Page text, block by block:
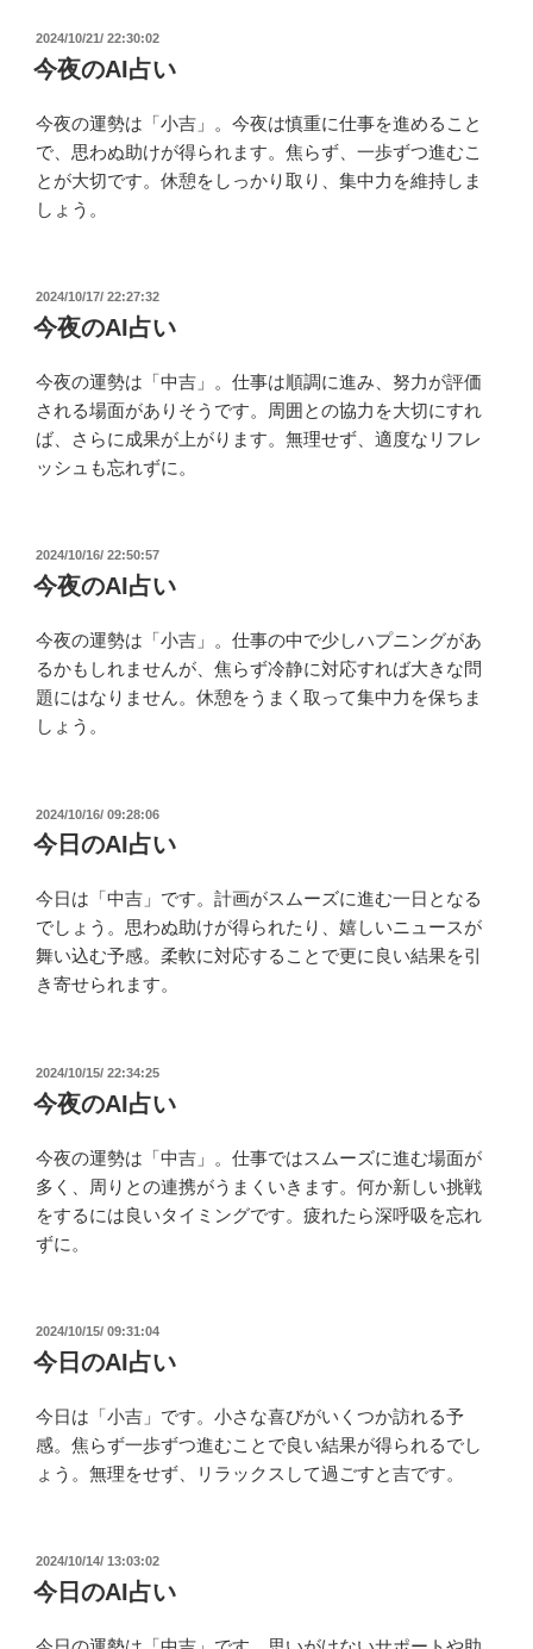
投
稿
日:
2024/10/21/ 22:30:02
今夜のAI占い
今夜の運勢は「小吉」。今夜は慎重に仕事を進めること
で、思わぬ助けが得られます。焦らず、一歩ずつ進むこ
とが大切です。休憩をしっかり取り、集中力を維持しま
しょう。
投
稿
日:
2024/10/17/ 22:27:32
今夜のAI占い
今夜の運勢は「中吉」。仕事は順調に進み、努力が評価
される場面がありそうです。周囲との協力を大切にすれ
ば、さらに成果が上がります。無理せず、適度なリフレ
ッシュも忘れずに。
投
稿
日:
2024/10/16/ 22:50:57
今夜のAI占い
今夜の運勢は「小吉」。仕事の中で少しハプニングがあ
るかもしれませんが、焦らず冷静に対応すれば大きな問
題にはなりません。休憩をうまく取って集中力を保ちま
しょう。
投
稿
日:
2024/10/16/ 09:28:06
今日のAI占い
今日は「中吉」です。計画がスムーズに進む一日となる
でしょう。思わぬ助けが得られたり、嬉しいニュースが
舞い込む予感。柔軟に対応することで更に良い結果を引
き寄せられます。
投
稿
日:
2024/10/15/ 22:34:25
今夜のAI占い
今夜の運勢は「中吉」。仕事ではスムーズに進む場面が
多く、周りとの連携がうまくいきます。何か新しい挑戦
をするには良いタイミングです。疲れたら深呼吸を忘れ
ずに。
投
稿
日:
2024/10/15/ 09:31:04
今日のAI占い
今日は「小吉」です。小さな喜びがいくつか訪れる予
感。焦らず一歩ずつ進むことで良い結果が得られるでし
ょう。無理をせず、リラックスして過ごすと吉です。
投
稿
日:
2024/10/14/ 13:03:02
今日のAI占い